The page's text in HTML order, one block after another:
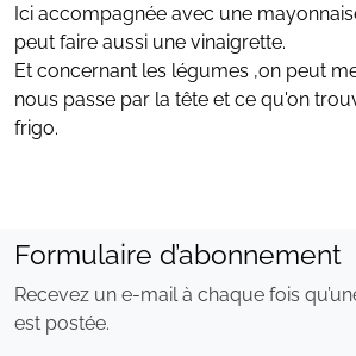
Ici accompagnée avec une
peut faire aussi une vinaigrette.
Et concernant les légumes ,on peut
nous passe par la tête et ce qu'on
frigo.
Formulaire d’abonnement
Recevez un e-mail à chaque fois
est postée.